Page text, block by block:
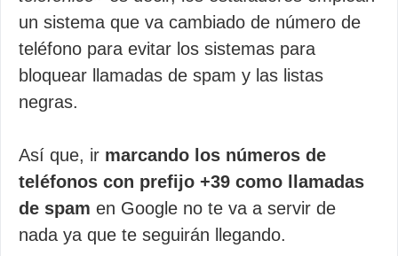
un sistema que va cambiado de número de
teléfono para evitar los sistemas para
bloquear llamadas de spam y las listas
negras.
Así que, ir marcando los números de
teléfonos con prefijo +39 como llamadas
de spam en Google no te va a servir de
nada ya que te seguirán llegando.